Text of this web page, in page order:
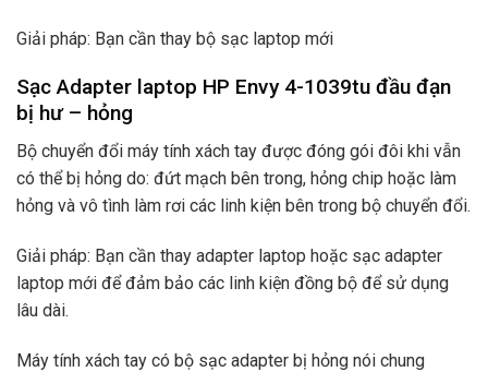
Giải pháp: Bạn cần thay bộ sạc laptop mới
Sạc Adapter laptop HP Envy 4-1039tu đầu đạn
bị hư – hỏng
Bộ chuyển đổi máy tính xách tay được đóng gói đôi khi vẫn
có thể bị hỏng do: đứt mạch bên trong, hỏng chip hoặc làm
hỏng và vô tình làm rơi các linh kiện bên trong bộ chuyển đổi.
Giải pháp: Bạn cần thay adapter laptop hoặc sạc adapter
laptop mới để đảm bảo các linh kiện đồng bộ để sử dụng
lâu dài.
Máy tính xách tay có bộ sạc adapter bị hỏng nói chung